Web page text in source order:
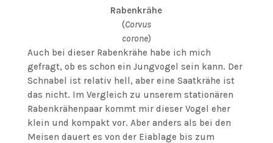
Rabenkrähe
(Corvus
corone)
Auch bei dieser Rabenkrähe habe ich mich
gefragt, ob es schon ein Jungvogel sein kann. Der
Schnabel ist relativ hell, aber eine Saatkrähe ist
das nicht. Im Vergleich zu unserem stationären
Rabenkrähenpaar kommt mir dieser Vogel eher
klein und kompakt vor. Aber anders als bei den
Meisen dauert es von der Eiablage bis zum